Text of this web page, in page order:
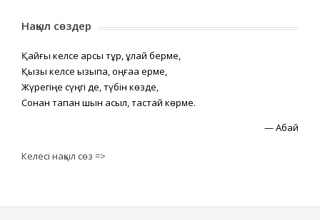
Нақыл сөздер
Қайғы келсе қарсы тұр, құлай берме,
Қызық келсе қызықпа, оңғаққа ерме,
Жүрегіңе сүңгі де, түбін көзде,
Сонан тапқан шын асыл, тастай көрме.
—Абай
Келесі нақыл сөз =>